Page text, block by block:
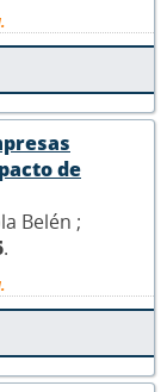
de
Belén ;
.